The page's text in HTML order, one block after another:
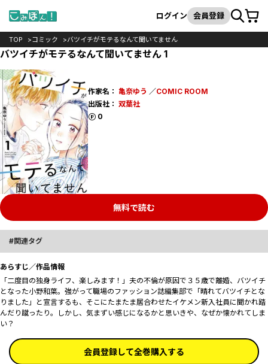
検索
ログイン 会員登録カート
TOP コミック バツイチがモテるなんて聞いてません
バツイチがモテるなんて聞いてません 1
作家名： 亀奈ゆう ／COMIC ROOM
出版社： 双葉社
0
ポイント
無料で読む
関連タグ
あらすじ／作品情報
「二度目の独身ライフ、楽しみます！」夫の不倫が原因で３５歳で離婚、バツイチ
となった小野和葉。強がって職場のファッション誌編集部で「晴れてバツイチとな
りました」と宣言するも、そこにたまたま居合わせたイケメン新入社員に聞かれ踏
んだり蹴ったり。しかし、気まずい感じになるかと思いきや、なぜか懐かれてしま
い――？
会員登録して全巻購入する